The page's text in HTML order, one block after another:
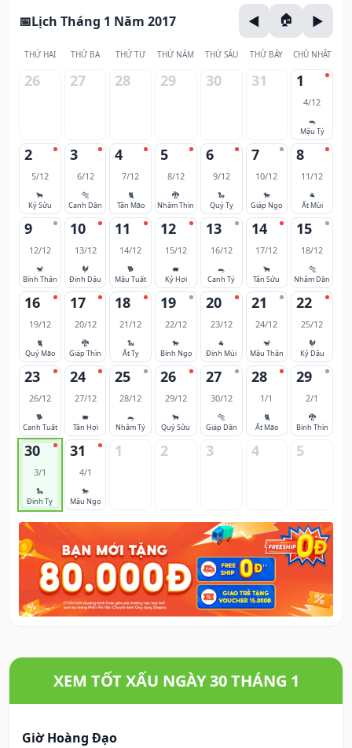
Lịch Tháng 1 Năm 2017
THỨ HAI THỨ BA THỨ TƯ THỨ NĂM THỨ SÁU THỨ BẢY CHỦ NHẬT
26 27 28 29 30 31 1
4/12
🐀
Mậu Tý
2
5/12
🐂
Kỷ Sửu
3
6/12
🐅
Canh Dần
4
7/12
🐈
Tân Mão
5
8/12
🐉
Nhâm Thìn
6
9/12
🐍
Quý Tỵ
7
10/12
🐎
Giáp Ngọ
8
11/12
🐐
Ất Mùi
9
12/12
🐒
Bính Thân
10
13/12
🐓
Đinh Dậu
11
14/12
🐕
Mậu Tuất
12
15/12
🐖
Kỷ Hợi
13
16/12
🐀
Canh Tý
14
17/12
🐂
Tân Sửu
15
18/12
🐅
Nhâm Dần
16
19/12
🐈
Quý Mão
17
20/12
🐉
Giáp Thìn
18
21/12
🐍
Ất Tỵ
19
22/12
🐎
Bính Ngọ
20
23/12
🐐
Đinh Mùi
21
24/12
🐒
Mậu Thân
22
25/12
🐓
Kỷ Dậu
23
26/12
🐕
Canh Tuất
24
27/12
🐖
Tân Hợi
25
28/12
🐀
Nhâm Tý
26
29/12
🐂
Quý Sửu
27
30/12
🐅
Giáp Dần
28
1/1
🐈
Ất Mão
29
2/1
🐉
Bính Thìn
30
3/1
🐍
Đinh Tỵ
31
4/1
🐎
Mậu Ngọ
1 2 3 4 5
XEM TỐT XẤU NGÀY 30 THÁNG 1
Giờ Hoàng Đạo